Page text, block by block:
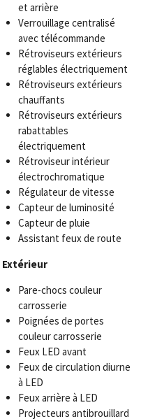
et arrière
Verrouillage centralisé
avec télécommande
Rétroviseurs extérieurs
réglables électriquement
Rétroviseurs extérieurs
chauffants
Rétroviseurs extérieurs
rabattables
électriquement
Rétroviseur intérieur
électrochromatique
Régulateur de vitesse
Capteur de luminosité
Capteur de pluie
Assistant feux de route
Extérieur
Pare-chocs couleur
carrosserie
Poignées de portes
couleur carrosserie
Feux LED avant
Feux de circulation diurne
à LED
Feux arrière à LED
Projecteurs antibrouillard